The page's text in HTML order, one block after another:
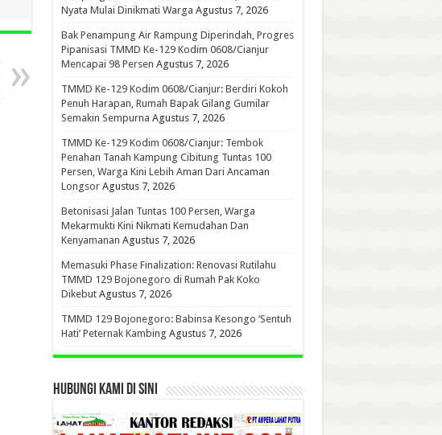
Nyata Mulai Dinikmati Warga Agustus 7, 2026
Bak Penampung Air Rampung Diperindah, Progres
Pipanisasi TMMD Ke-129 Kodim 0608/Cianjur
Mencapai 98 Persen Agustus 7, 2026
TMMD Ke-129 Kodim 0608/Cianjur: Berdiri Kokoh
Penuh Harapan, Rumah Bapak Gilang Gumilar
Semakin Sempurna Agustus 7, 2026
TMMD Ke-129 Kodim 0608/Cianjur: Tembok
Penahan Tanah Kampung Cibitung Tuntas 100
Persen, Warga Kini Lebih Aman Dari Ancaman
Longsor Agustus 7, 2026
Betonisasi Jalan Tuntas 100 Persen, Warga
Mekarmukti Kini Nikmati Kemudahan Dan
Kenyamanan Agustus 7, 2026
Memasuki Phase Finalization: Renovasi Rutilahu
TMMD 129 Bojonegoro di Rumah Pak Koko
Dikebut Agustus 7, 2026
TMMD 129 Bojonegoro: Babinsa Kesongo ‘Sentuh
Hati’ Peternak Kambing Agustus 7, 2026
HUBUNGI KAMI DI SINI